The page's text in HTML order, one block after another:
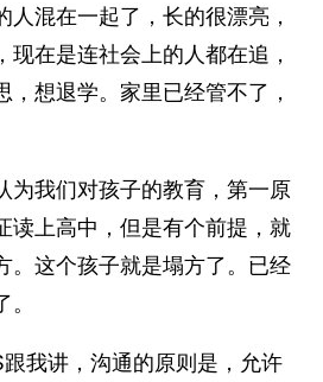
人混在一起了，长的很漂亮，
现在是连社会上的人都在追，
，想退学。家里已经管不了，
为我们对孩子的教育，第一原
读上高中，但是有个前提，就
。这个孩子就是塌方了。已经
我讲，沟通的原则是，允许